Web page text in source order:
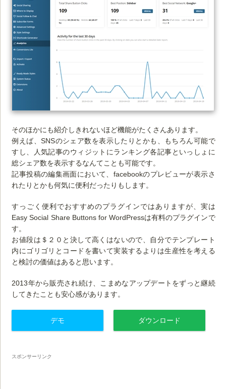
そのほかにも紹介しきれないほど機能がたくさんあります。
例えば、SNSのシェア数を表示したりとかも、もちろん可能で
すし、人気記事のウィジットにランキング各記事といっしょに
総シェア数を表示するなんてことも可能です。
記事投稿の編集画面において、facebookのプレビューが表示さ
れたりとかも何気に便利だったりもします。
すっごく便利でおすすめのプラグインではありますが、実は
Easy Social Share Buttons for WordPressは有料のプラグインで
す。
お値段は＄２０と決して高くはないので、自分でテンプレート
内にゴリゴリとコードを書いて実装するよりは生産性を考える
と検討の価値はあると思います。
2013年から販売され続け、こまめなアップデートをずっと継続
してきたことも安心感があります。
デモ ダウンロード
スポンサーリンク